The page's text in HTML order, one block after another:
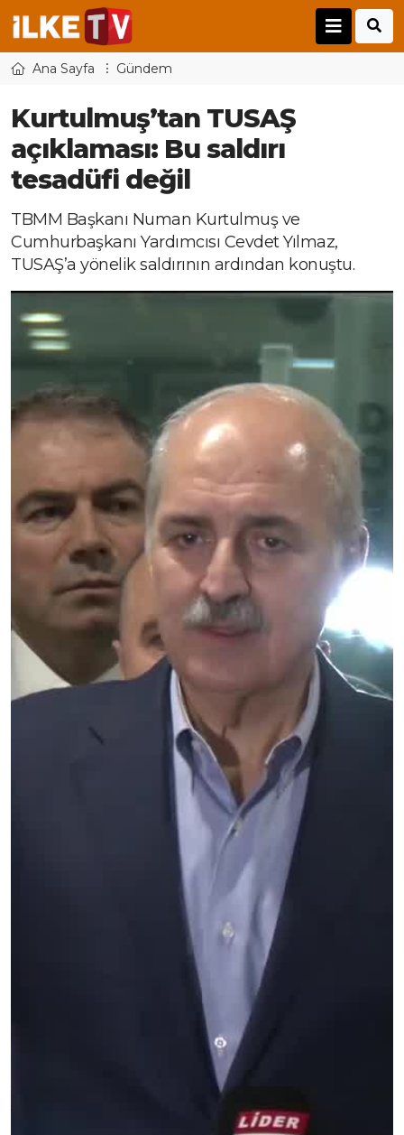
Ana Sayfa Gündem
Kurtulmuş’tan TUSAŞ
açıklaması: Bu saldırı
tesadüfi değil
TBMM Başkanı Numan Kurtulmuş ve
Cumhurbaşkanı Yardımcısı Cevdet Yılmaz,
TUSAŞ’a yönelik saldırının ardından konuştu.